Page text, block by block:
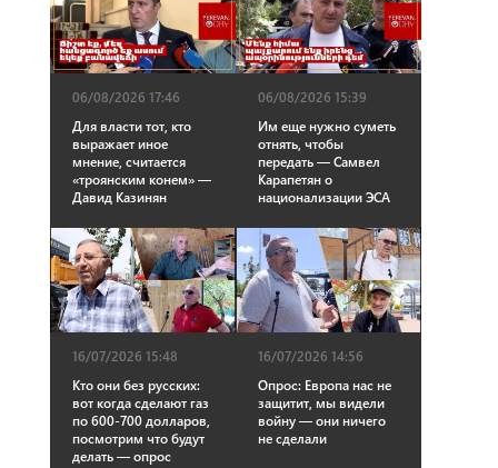
06/08/2026 17:46
Для власти тот, кто
выражает иное
мнение, считается
«троянским конем» —
Давид Казинян
06/08/2026 15:39
Им еще нужно суметь
отнять, чтобы
передать — Самвел
Карапетян о
национализации ЭСА
16/07/2026 15:48
Кто они без русских:
вот когда сделают газ
по 600-700 долларов,
посмотрим что будут
делать — опрос
16/07/2026 14:56
Опрос: Европа нас не
защитит, мы видели
войну — они ничего
не сделали